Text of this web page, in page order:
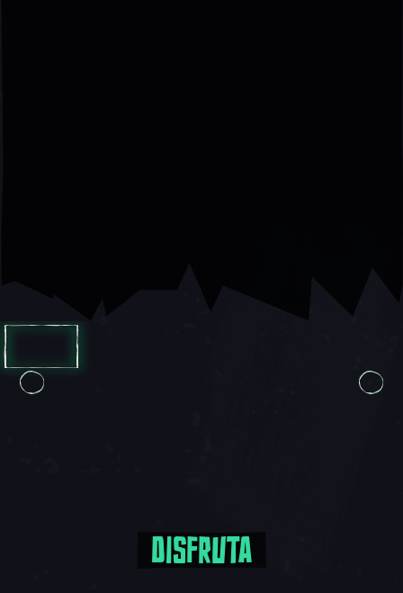
Cinta transportadora 1, 1 de 8, Objeto actual
Disfruta actualizaciones sin costo
DISFRUTA